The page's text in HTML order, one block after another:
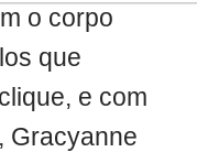
o corpo
que
e com
Gracyanne